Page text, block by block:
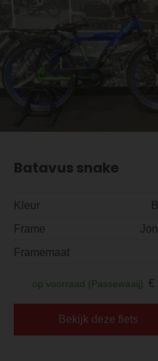
Batavus snake
Kleur
Frame
Framemaat
op voorraad (Passewaaij) €
Bekijk deze fiets